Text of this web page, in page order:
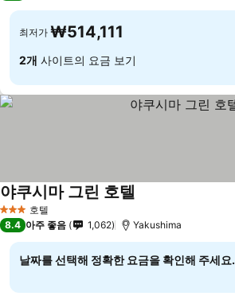
최저가 ₩514,111
2개 사이트의 요금 보기
3 성급 호텔
야쿠시마 그린 호텔
8.4 아주 좋음 1,062 Yakushima
날짜를 선택해 정확한 요금을 확인해 주세요.